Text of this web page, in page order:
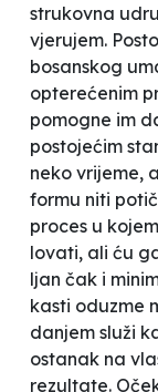
stru­ko­vna
vje­ru­jem.
bo­san­skog
op­te­rećenim
po­mo­gne im
postojećim
ne­ko vri­je­me,
for­mu ni­ti
pro­ces u
lo­va­ti, ali ću
ljan čak i
kas­ti odu­zme
da­njem služi
os­ta­nak na
rezultate.